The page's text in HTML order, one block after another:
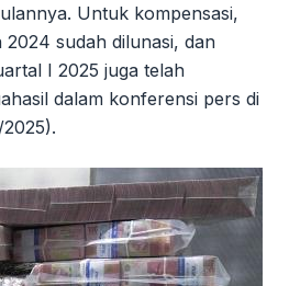
Untuk kompensasi,
sudah dilunasi, dan
I 2025 juga telah
dalam konferensi pers di